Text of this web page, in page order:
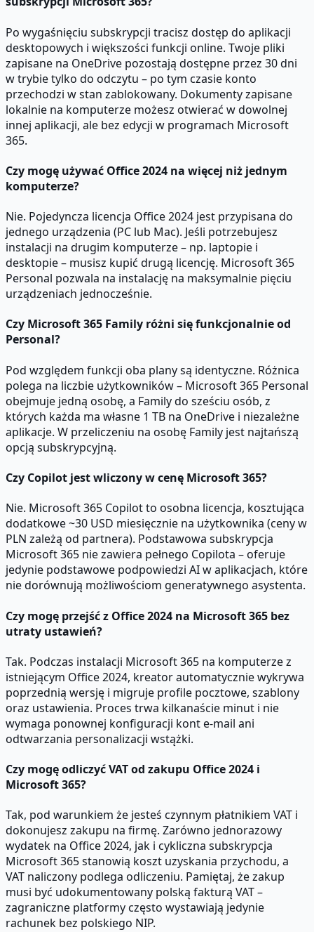
Po wygaśnięciu subskrypcji tracisz dostęp do aplikacji
desktopowych i większości funkcji online. Twoje pliki
zapisane na OneDrive pozostają dostępne przez 30 dni
w trybie tylko do odczytu – po tym czasie konto
przechodzi w stan zablokowany. Dokumenty zapisane
lokalnie na komputerze możesz otwierać w dowolnej
innej aplikacji, ale bez edycji w programach Microsoft
365.
Czy mogę używać Office 2024 na więcej niż jednym
komputerze?
Nie. Pojedyncza licencja Office 2024 jest przypisana do
jednego urządzenia (PC lub Mac). Jeśli potrzebujesz
instalacji na drugim komputerze – np. laptopie i
desktopie – musisz kupić drugą licencję. Microsoft 365
Personal pozwala na instalację na maksymalnie pięciu
urządzeniach jednocześnie.
Czy Microsoft 365 Family różni się funkcjonalnie od
Personal?
Pod względem funkcji oba plany są identyczne. Różnica
polega na liczbie użytkowników – Microsoft 365 Personal
obejmuje jedną osobę, a Family do sześciu osób, z
których każda ma własne 1 TB na OneDrive i niezależne
aplikacje. W przeliczeniu na osobę Family jest najtańszą
opcją subskrypcyjną.
Czy Copilot jest wliczony w cenę Microsoft 365?
Nie. Microsoft 365 Copilot to osobna licencja, kosztująca
dodatkowe ~30 USD miesięcznie na użytkownika (ceny w
PLN zależą od partnera). Podstawowa subskrypcja
Microsoft 365 nie zawiera pełnego Copilota – oferuje
jedynie podstawowe podpowiedzi AI w aplikacjach, które
nie dorównują możliwościom generatywnego asystenta.
Czy mogę przejść z Office 2024 na Microsoft 365 bez
utraty ustawień?
Tak. Podczas instalacji Microsoft 365 na komputerze z
istniejącym Office 2024, kreator automatycznie wykrywa
poprzednią wersję i migruje profile pocztowe, szablony
oraz ustawienia. Proces trwa kilkanaście minut i nie
wymaga ponownej konfiguracji kont e-mail ani
odtwarzania personalizacji wstążki.
Czy mogę odliczyć VAT od zakupu Office 2024 i
Microsoft 365?
Tak, pod warunkiem że jesteś czynnym płatnikiem VAT i
dokonujesz zakupu na firmę. Zarówno jednorazowy
wydatek na Office 2024, jak i cykliczna subskrypcja
Microsoft 365 stanowią koszt uzyskania przychodu, a
VAT naliczony podlega odliczeniu. Pamiętaj, że zakup
musi być udokumentowany polską fakturą VAT –
zagraniczne platformy często wystawiają jedynie
rachunek bez polskiego NIP.